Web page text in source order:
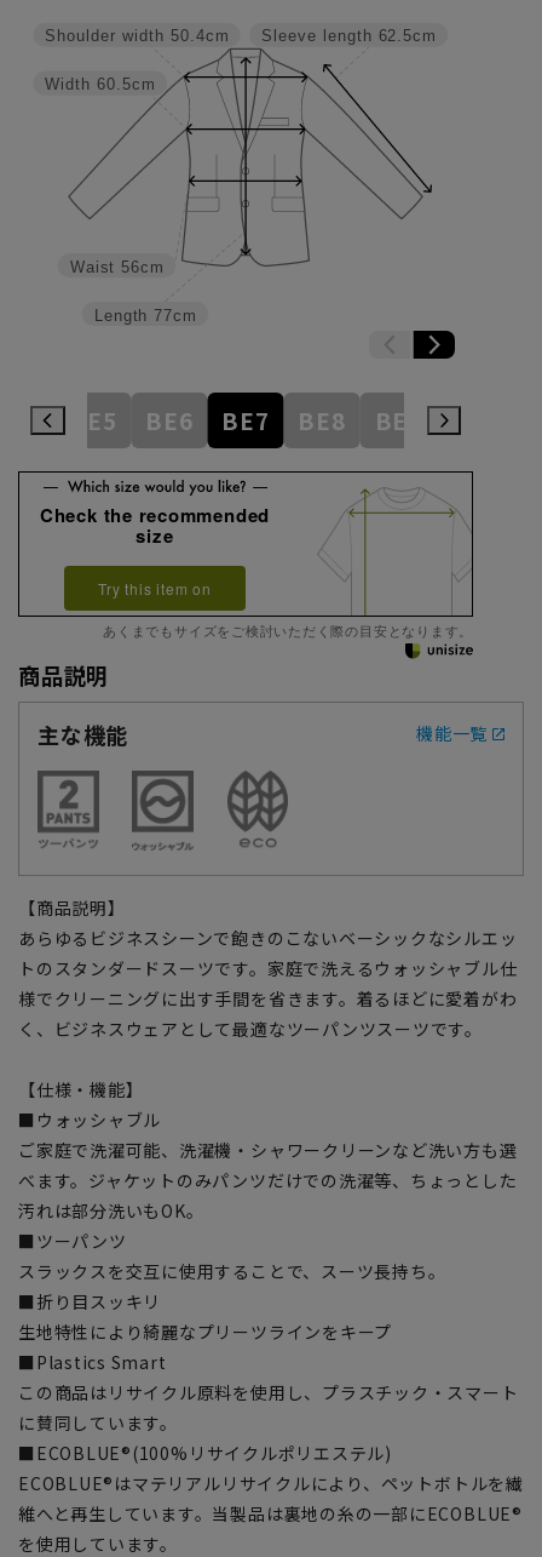
Sleeve length 62.5cm
Length 77cm
Waist 56cm
Width 60.5cm
Shoulder width 50.4cm
BE5 BE6 BE7 BE8 BE9 BE10
Check the recommended
size
Try this item on
あくまでもサイズをご検討いただく際の目安となります。
商品説明
主な機能
機能一覧
【商品説明】
あらゆるビジネスシーンで飽きのこないベーシックなシルエッ
トのスタンダードスーツです。家庭で洗えるウォッシャブル仕
様でクリーニングに出す手間を省きます。着るほどに愛着がわ
く、ビジネスウェアとして最適なツーパンツスーツです。
【仕様・機能】
■ウォッシャブル
ご家庭で洗濯可能、洗濯機・シャワークリーンなど洗い方も選
べます。ジャケットのみパンツだけでの洗濯等、ちょっとした
汚れは部分洗いもOK。
■ツーパンツ
スラックスを交互に使用することで、スーツ長持ち。
■折り目スッキリ
生地特性により綺麗なプリーツラインをキープ
■Plastics Smart
この商品はリサイクル原料を使用し、プラスチック・スマート
に賛同しています。
■ECOBLUE®(100%リサイクルポリエステル)
ECOBLUE®はマテリアルリサイクルにより、ペットボトルを繊
維へと再生しています。当製品は裏地の糸の一部にECOBLUE®
を使用しています。